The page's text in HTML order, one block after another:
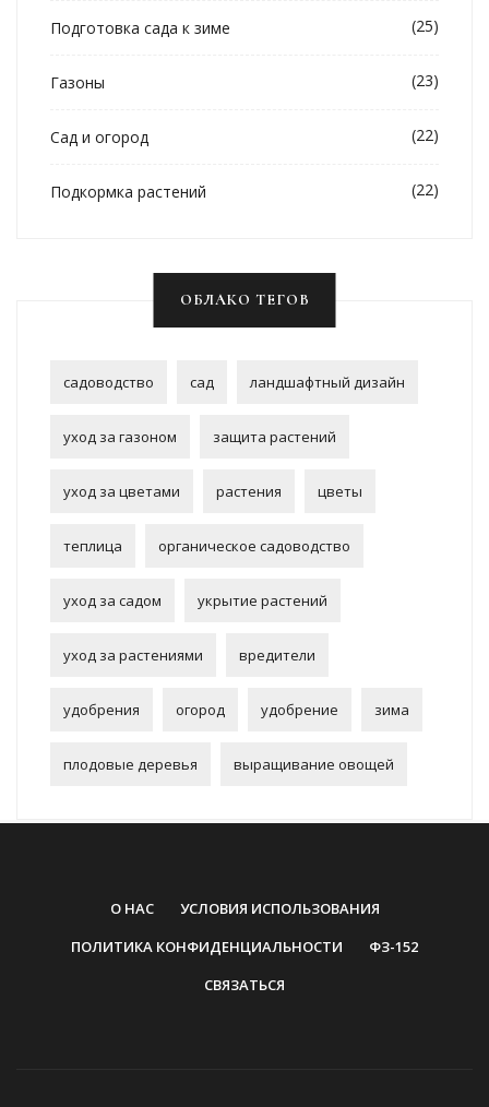
Подготовка сада к зиме (25)
Газоны (23)
Сад и огород (22)
Подкормка растений (22)
ОБЛАКО ТЕГОВ
садоводство сад ландшафтный дизайн
уход за газоном защита растений
уход за цветами растения цветы
теплица органическое садоводство
уход за садом укрытие растений
уход за растениями вредители
удобрения огород удобрение зима
плодовые деревья выращивание овощей
О НАС
УСЛОВИЯ ИСПОЛЬЗОВАНИЯ
ПОЛИТИКА КОНФИДЕНЦИАЛЬНОСТИ
ФЗ-152
СВЯЗАТЬСЯ